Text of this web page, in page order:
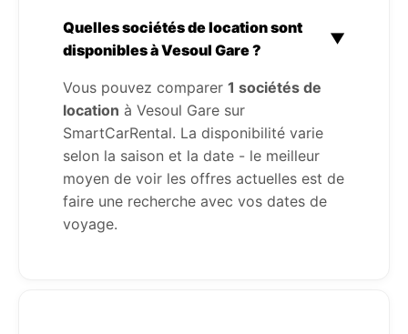
Quelles sociétés de location sont
disponibles à Vesoul Gare ?
▼
Vous pouvez comparer 1 sociétés de
location à Vesoul Gare sur
SmartCarRental. La disponibilité varie
selon la saison et la date - le meilleur
moyen de voir les offres actuelles est de
faire une recherche avec vos dates de
voyage.